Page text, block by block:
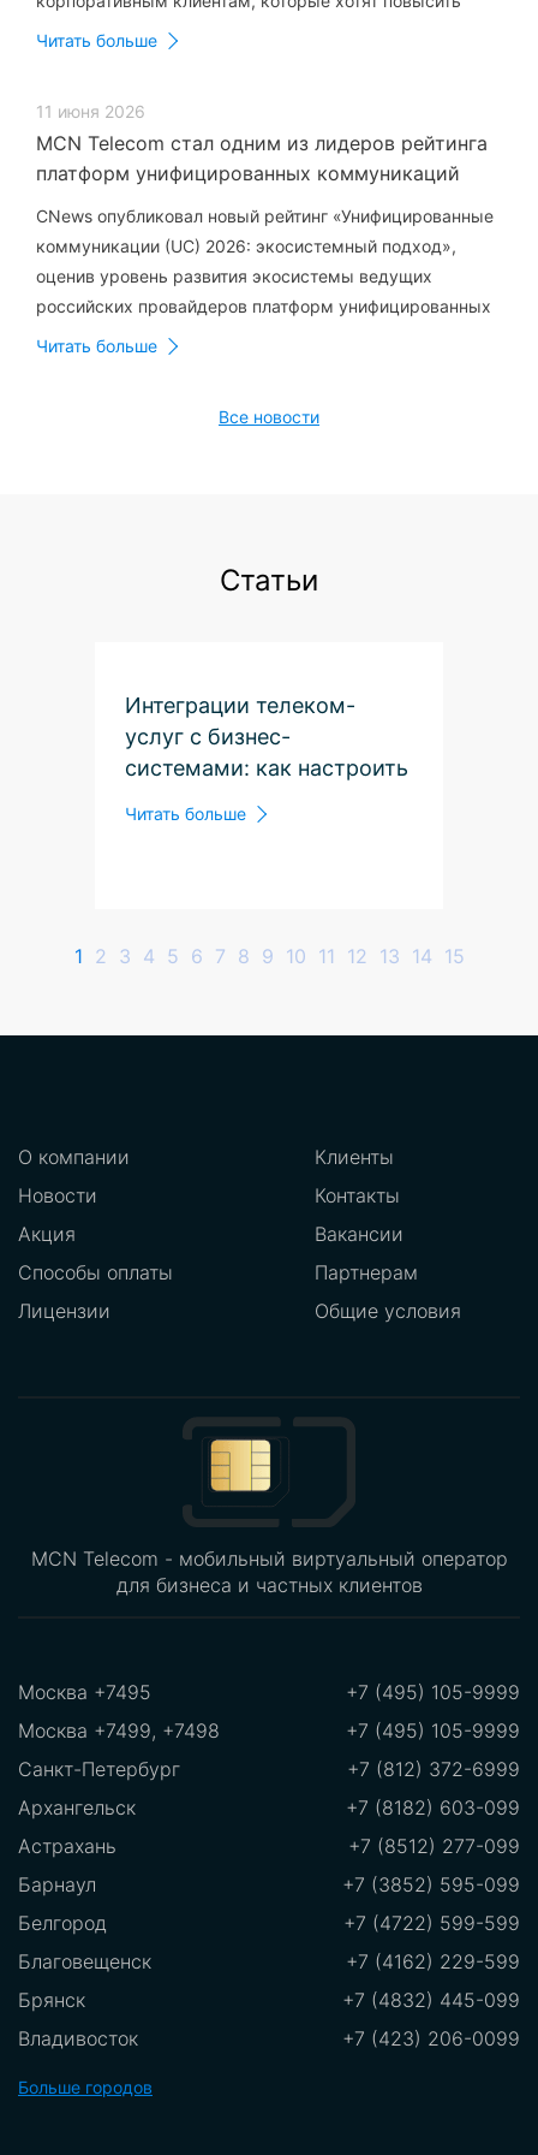
узнаваемость бренда с помощью телефонных
Читать больше
11 июня 2026
MCN Telecom стал одним из лидеров рейтинга
платформ унифицированных коммуникаций
CnewsMarket
CNews опубликовал новый рейтинг «Унифицированные
коммуникации (UC) 2026: экосистемный подход»,
оценив уровень развития экосистемы ведущих
российских провайдеров платформ унифицированных
коммуникаций.
Читать больше
Все новости
Статьи
Интеграции телеком-
услуг с бизнес-
системами: как настроить
Читать больше
1 2 3 4 5 6 7 8 9 10 11 12 13 14 15
О компании
Новости
Акция
Способы оплаты
Лицензии
Клиенты
Контакты
Вакансии
Партнерам
Общие условия
MCN Telecom - мобильный виртуальный оператор
для бизнеса и частных клиентов
Москва +7495
+7 (495) 105-9999
Москва +7499, +7498
+7 (495) 105-9999
Санкт-Петербург
+7 (812) 372-6999
Архангельск
+7 (8182) 603-099
Астрахань
+7 (8512) 277-099
Барнаул
+7 (3852) 595-099
Белгород
+7 (4722) 599-599
Благовещенск
+7 (4162) 229-599
Брянск
+7 (4832) 445-099
Владивосток
+7 (423) 206-0099
Владикавказ
Больше городов